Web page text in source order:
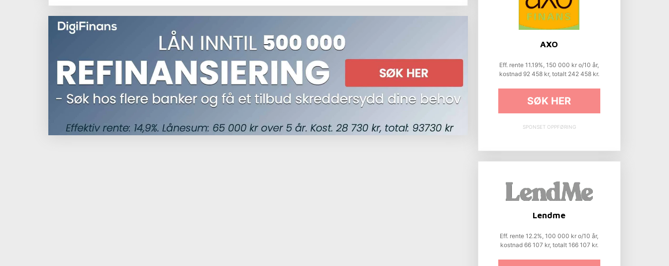
AXO
Eff. rente 11.19%, 150 000 kr o/10 år,
kostnad 92 458 kr, totalt 242 458 kr.
SØK HER
SPONSET OPPFØRING
Lendme
Eff. rente 12.2%, 100 000 kr o/10 år,
kostnad 66 107 kr, totalt 166 107 kr.